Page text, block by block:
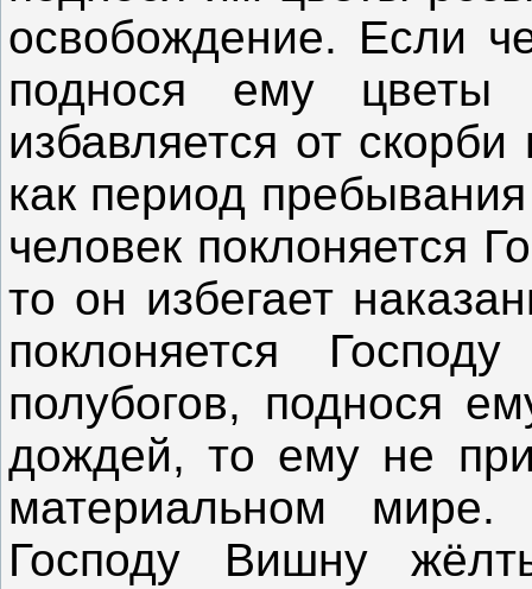
освобождение. Если
поднося ему
избавляется от
как период
человек поклоняется
то он избегает
поклоняется
полубогов, поднося
дождей, то ему не
материальном мире.
Господу Вишну